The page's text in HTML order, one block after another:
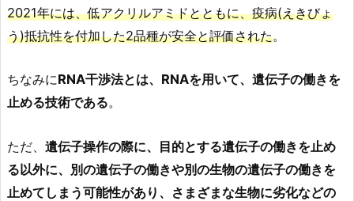
2021年には、低アクリルアミドとともに、疫病(えきびょ
う)抵抗性を付加した2品種が安全と評価された。
ちなみにRNA干渉法とは、RNAを用いて、遺伝子の働きを
止める技術である。
ただ、 遺伝子操作の際に、目的とする遺伝子の働きを止め
る以外に、別の遺伝子の働きや別の生物の遺伝子の働きを
止めてしまう可能性があり、さまざまな生物に劣化などの